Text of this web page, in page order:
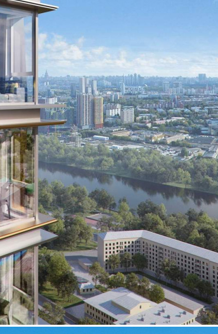
Продажа
108868 - Г. МОСКВА,
ШЕНОГИНА УЛИЦА, Д.2
Москва / Московская обл
Получить контакты Посмотреть на карте
Прямая продажа от застройщика! Кладовая номер 9К общей
площадью 1.9 кв.м. на -2-м этаже в ЖК Sydney City.
[#5933937#]
337 (+)
Навигация
Характеристики
О помещении
Где находится
Контакты
Другие объявления
Характеристики помещения
№ объявления
108868
Дата размещения
24.06.2024
Город
Москва
Адрес